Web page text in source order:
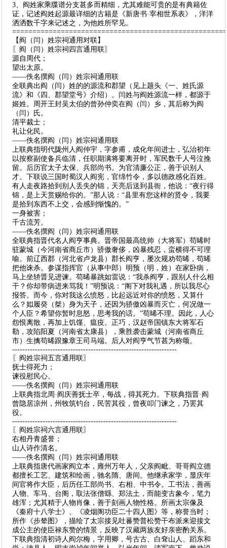
3、阎姓家乘牒谱分支甚多而精细，尤其难能可贵的是有典籍佐
证，记述阎姓起源最详细的古籍是《新唐书·宰相世系表》，洋洋
洒洒数千字来记述之，为他姓所罕见。
【阎（闫）姓宗祠通用对联】
〖阎（闫）姓宗祠四言通用联〗
源自周代；
望出太原。
——佚名撰阎（闫）姓宗祠通用联
全联典出阎（闫）姓的的源流和郡望（见上题头《一、姓氏源
流》和《四、郡望堂号》介绍）。闫姓与阎姓源流一样，都源于
姬姓。周开王封吴太伯的曾孙仲奕在阎（闫）乡，其后称为阎
（闫）氏。
清平裁士；
礼让化民。
——佚名撰阎（闫）姓宗祠通用联
上联典指明代陇州人阎仲宇，字参甫，成化年间进士，弘治初年
以按察副使备兵临清，任职期满将要离开时，军民数千人号泣挽
留。后历官太子太保、兵部尚书。为官清廉公正，善于识别人
才。下联说三国时蜀汉人阎宪，官绵竹令，多以德政感化百姓。
有人走夜路拾到别人丢失的锦，天亮后送到县衙，他说：“夜行得
锦，是上天赏赐给你的。”那人说：“县里有您这样的贤令，我要
是拾到东西不上交，会感到惭愧的。”
一身被害；
千古流芳。
——佚名撰阎（闫）姓宗祠通用联
全联典指晋代名人阎亨事典。晋帝国最高统帅（大将军）苟晞时
驻蒙城（今河南省商丘市）骄傲奢侈，凶暴残忍，蛮横得不可理
喻。前辽西郡（河北省卢龙县）郡长阎亨，屡次规劝苟晞，苟晞
把他诛杀。参谋指挥官（从事中郎）明预（明，姓）在家卧病，
马上坐轿晋见进谏。苟晞暴跳如雷说：“我杀阎亨，跟别人什么相
干？你却带病进来骂我！”明预说：“阁下对我礼遇，所以我尽心
报答。而今，你对我这么愤怒，比起远近对你的愤怒，又算什
么？姒履癸（桀）身为天子，还因为骄傲凶暴而灭亡，何况做一
个人臣？希望你暂时息怒，思考我的话。”苟晞不理。因此，人心
怨恨离散，再加上饥馑、瘟疫。正巧，汉赵帝国镇东大将军石
勒，攻陷阳夏（河南省太康县），乘胜袭击蒙城（河南省商丘
市）生擒苟晞跟豫章王司马端。后人对阎亨气节甚为称颂。
-----------------------------------------------------------------
〖阎姓宗祠五言通用联〗
抚士得死力；
谏役慰民心。
——佚名撰阎（闫）姓宗祠通用联
上联典指北周·阎庆善抚士卒，每战，得其死力。下联典指晋·阎
曾隐居凉州，州牧筑钓台，民苦其役，曾夜叩门谏之，乃罢其
役。
-----------------------------------------------------------------
〖阎姓宗祠六言通用联〗
右相丹青盛誉；
山人诗作清名。
——佚名撰阎（闫）姓宗祠通用联
上联典指唐代画家阎立本，雍州万年人，父亲阎毗、哥哥阎立德
都擅长工艺、建筑和绘画，驰名隋、唐间。他继承家学，显庆年
间官将作大臣，后历任工部尚书、右相、中书令。工书法，善画
人物、车马、台阁，取法张僧繇、郑法土，而能变古象今，笔力
雄浑；尤其精于人物肖像，善于刻画人物性格。所画太宗像及
《秦府十八学士》、《凌烟阁功臣二十四人图》等，称誉当时；
所作《步辇图》，描绘了太宗接见吐蕃赞普松赞干布派来迎接文
成公主的使臣禄东赞的情景，反映了汉藏两族友好亲密酌关系。
下联典指清初诗人阎尔梅，字用卿，号古古、白耷山人、蹈东和